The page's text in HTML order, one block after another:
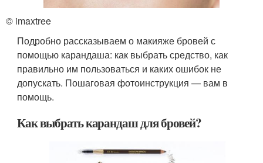
© imaxtree
Подробно рассказываем о макияже бровей с
помощью карандаша: как выбрать средство, как
правильно им пользоваться и каких ошибок не
допускать. Пошаговая фотоинструкция — вам в
помощь.
Как выбрать карандаш для бровей?